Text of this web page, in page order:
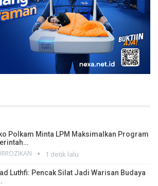
Polkam Minta LPM Maksimalkan Program
1 detik lalu
Luthfi: Pencak Silat Jadi Warisan Budaya